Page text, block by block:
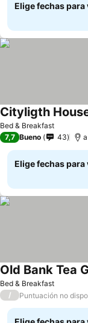
Elige fechas
Bed & Breakfast
Cityligth
7,7 Bueno 43
Elige fechas
Bed & Breakfast
Old Bank Tea
/ Puntuación no